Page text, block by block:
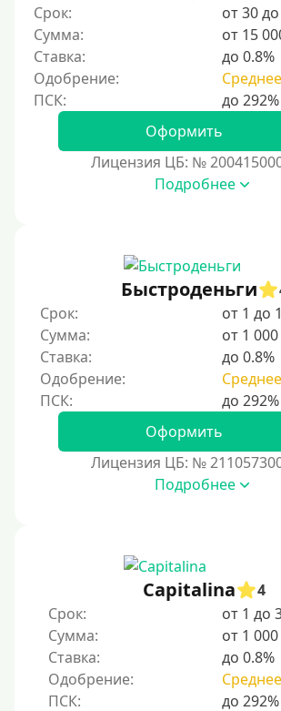
Студентам
Для мужчин
Женский займ
Мамам в декрете
Без регистрации
С временной регистрацией
Пенсионерам до 70 лет
Пенсионерам до 75 лет
Пенсионерам до 80 лет
Пенсионерам до 85 лет
Безработным
Даже бомжам
Без упоминания места трудоустройства
Для граждан других стран,
Для иностранных граждан,
Кыргызстане
Для граждан Таджикистана,
Для граждан Беларуси, приезжающих
Срок:
от 30
Сумма:
Ставка:
до 0.8%
Одобрение:
Среднее
Оформить
Лицензия ЦБ: №
Подробнее
Быстроденьги
Срок:
от 1 до
Сумма:
от 1
Ставка:
до 0.8%
Одобрение:
Среднее
Оформить
Лицензия ЦБ: №
Подробнее
Capitalina
4
Срок:
от 1 до
Сумма:
от 1
Ставка:
до 0.8%
Одобрение:
Среднее